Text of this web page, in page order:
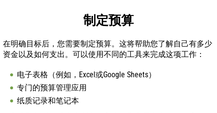
制定预算
在明确目标后，您需要制定预算。这将帮助您了解自己有多少
资金以及如何支出。可以使用不同的工具来完成这项工作：
电子表格（例如，Excel或Google Sheets）
专门的预算管理应用
纸质记录和笔记本